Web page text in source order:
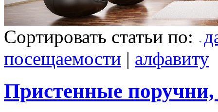
Сортировать статьи по:
посещаемости | алфавиту
Пристенные